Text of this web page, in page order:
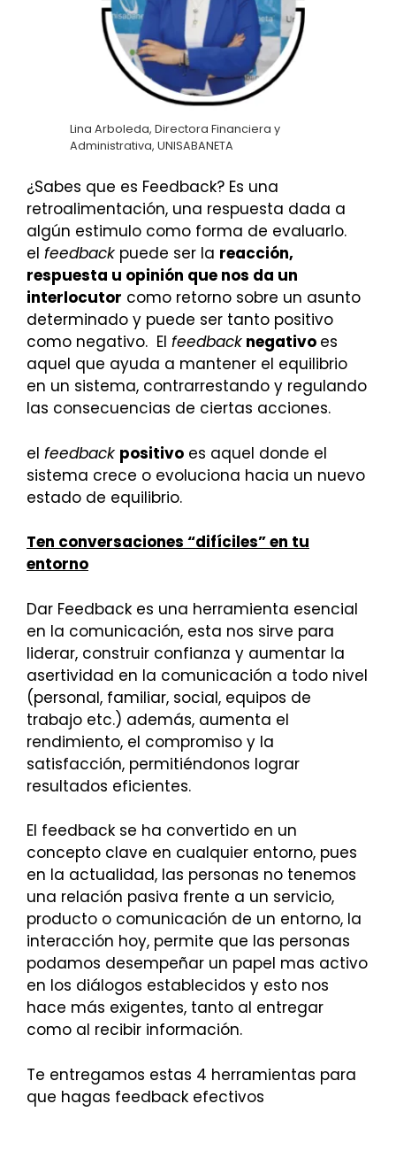
Lina Arboleda, Directora Financiera y
Administrativa, UNISABANETA
¿Sabes que es Feedback? Es una
retroalimentación, una respuesta dada a
algún estimulo como forma de evaluarlo.
el feedback puede ser la reacción,
respuesta u opinión que nos da un
interlocutor como retorno sobre un asunto
determinado y puede ser tanto positivo
como negativo. El feedback negativo es
aquel que ayuda a mantener el equilibrio
en un sistema, contrarrestando y regulando
las consecuencias de ciertas acciones.
el feedback positivo es aquel donde el
sistema crece o evoluciona hacia un nuevo
estado de equilibrio.
Ten conversaciones “difíciles” en tu
entorno
Dar Feedback es una herramienta esencial
en la comunicación, esta nos sirve para
liderar, construir confianza y aumentar la
asertividad en la comunicación a todo nivel
(personal, familiar, social, equipos de
trabajo etc.) además, aumenta el
rendimiento, el compromiso y la
satisfacción, permitiéndonos lograr
resultados eficientes.
El feedback se ha convertido en un
concepto clave en cualquier entorno, pues
en la actualidad, las personas no tenemos
una relación pasiva frente a un servicio,
producto o comunicación de un entorno, la
interacción hoy, permite que las personas
podamos desempeñar un papel mas activo
en los diálogos establecidos y esto nos
hace más exigentes, tanto al entregar
como al recibir información.
Te entregamos estas 4 herramientas para
que hagas feedback efectivos